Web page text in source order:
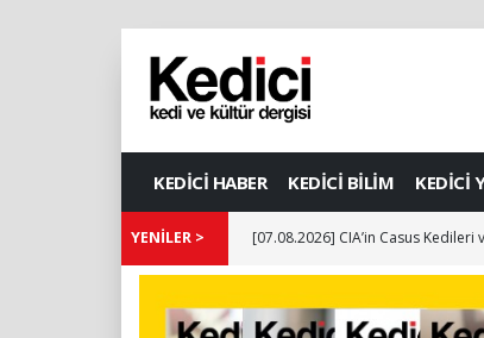
KEDİCİ HABER KEDİCİ BİLİM KEDİCİ
YENİLER > [07.08.2026] CIA’in Casus Kedileri